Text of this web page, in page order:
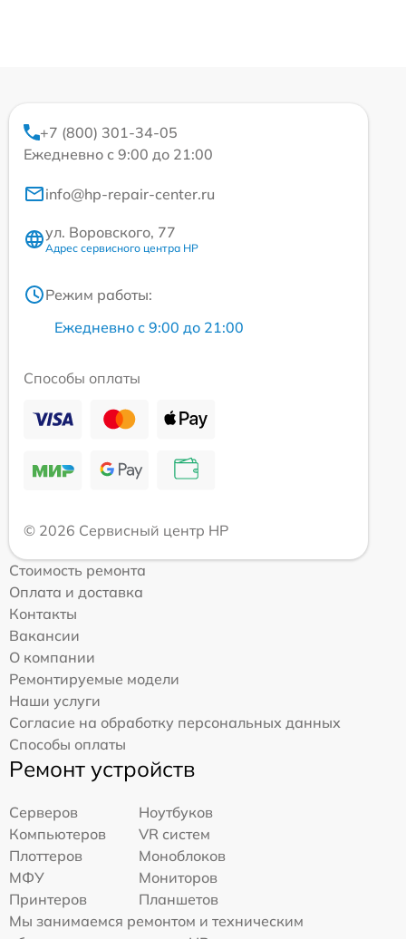
+7 (800) 301-34-05
Ежедневно с 9:00 до 21:00
info@hp-repair-center.ru
ул. Воровского, 77
Адрес сервисного центра HP
Режим работы:
Ежедневно с 9:00 до 21:00
Способы оплаты
© 2026 Сервисный центр HP
Стоимость ремонта
Оплата и доставка
Контакты
Вакансии
О компании
Ремонтируемые модели
Наши услуги
Согласие на обработку персональных данных
Способы оплаты
Ремонт устройств
Серверов
Ноутбуков
Компьютеров
VR систем
Плоттеров
Моноблоков
МФУ
Мониторов
Принтеров
Планшетов
Мы занимаемся ремонтом и техническим